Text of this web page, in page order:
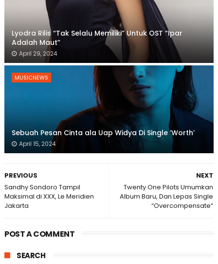
Lyodra Rilis “Tak Selalu Memiliki” Untuk OST “Ipar
Adalah Maut”
April 29, 2024
MUSICNEWS
Sebuah Pesan Cinta ala Uap Widya Di Single ‘Worth’
April 15, 2024
NEXT
Twenty One Pilots Umumkan
Album Baru, Dan Lepas Single
“Overcompensate”
PREVIOUS
Sandhy Sondoro Tampil
Maksimal di XXX, Le Meridien
Jakarta
POST A COMMENT
SEARCH